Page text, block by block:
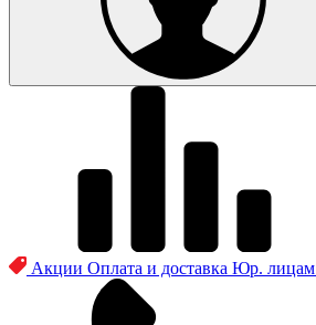
Акции Оплата и доставка Юр. лицам